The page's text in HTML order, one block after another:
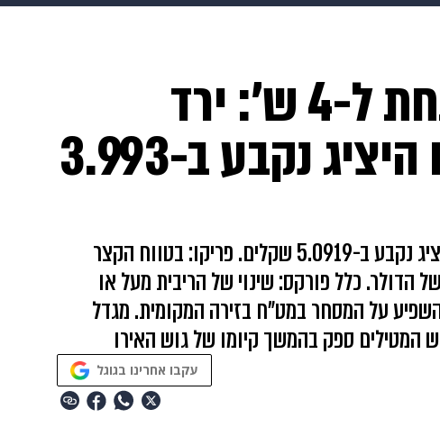
תשעה חודשים מתכונים
הדולר חזר מתחת ל-4 ש': ירד
ב-0.7% ושערו היציג נקבע ב-3.993
האירו התחזק ב-0.99% ושערו היציג נקבע ב-5.0919 שקלים. פריקו: בטווח הקצר
כלל פורקס: שינוי של הריבית מעל או
של 0.25% צפוי להשפיע על המסחר במט"ח בזירה המקומית. מגדל
המטילים ספק בהמשך קיומו של גוש האירו
עקבו אחרינו בגוגל